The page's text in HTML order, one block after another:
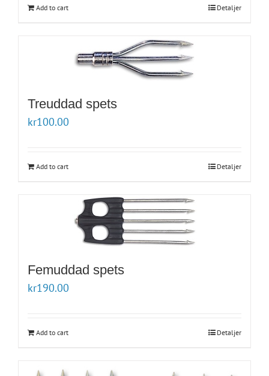
Add to cart Detaljer
Treuddad spets
kr100.00
Add to cart Detaljer
Femuddad spets
kr190.00
Add to cart Detaljer